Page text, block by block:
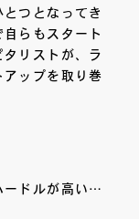
つとなってき
らもスタート
リストが、ラ
ップを取り巻
ードルが高い…